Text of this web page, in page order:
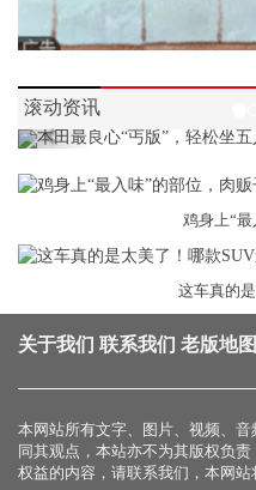
滚动资讯
Previous
鸡身上“最
这车真的
关于我们 联系我们 老版地图
本网站所有文字、图片、视频、
同其观点，本站亦不为其版权负
权益的内容，请联系我们，本网站